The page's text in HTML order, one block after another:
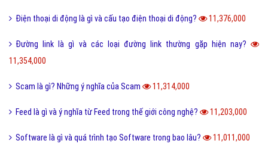
Điện thoại di động là gì và cấu tạo điện thoại di động? 11,376,000
Đường link là gì và các loại đường link thường gặp hiện nay?
11,354,000
Scam là gì? Những ý nghĩa của Scam 11,314,000
Feed là gì và ý nghĩa từ Feed trong thế giới công nghệ? 11,203,000
Software là gì và quá trình tạo Software trong bao lâu? 11,011,000